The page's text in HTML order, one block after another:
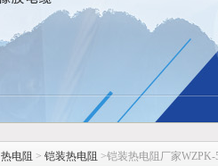
热电阻 > 铠装热电阻 >铠装热电阻厂家WZPK-